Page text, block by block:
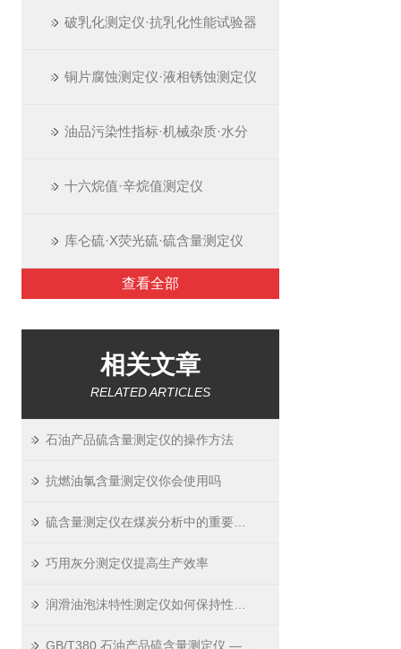
破乳化测定仪·抗乳化性能试验器
铜片腐蚀测定仪·液相锈蚀测定仪
油品污染性指标·机械杂质·水分
十六烷值·辛烷值测定仪
库仑硫·X荧光硫·硫含量测定仪
查看全部
相关文章
RELATED ARTICLES
石油产品硫含量测定仪的操作方法
抗燃油氯含量测定仪你会使用吗
巧用灰分测定仪提高生产效率